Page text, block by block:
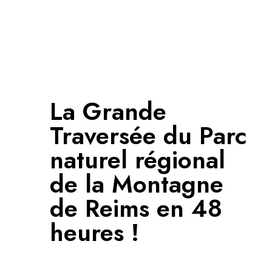
La Grande
Traversée du Parc
naturel régional
de la Montagne
de Reims en 48
heures !